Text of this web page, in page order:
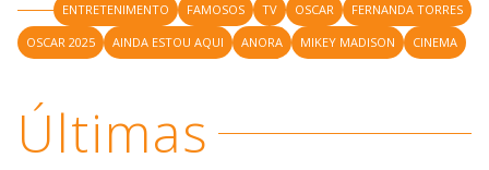
ENTRETENIMENTO FAMOSOS TV OSCAR
FERNANDA TORRES
OSCAR 2025
AINDA ESTOU AQUI ANORA MIKEY MADISON CINEMA
Últimas